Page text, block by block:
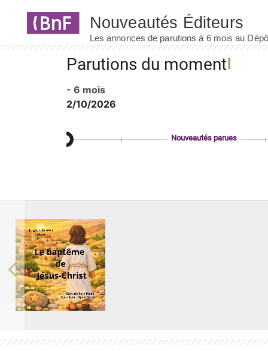
Parutions du moment
- 6 mois
2/10/2026
Nouveautés parues
Previous